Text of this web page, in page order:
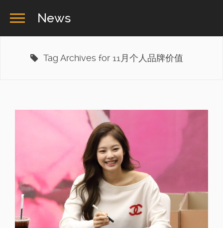
News
Tag Archives for 11月个人品牌价值